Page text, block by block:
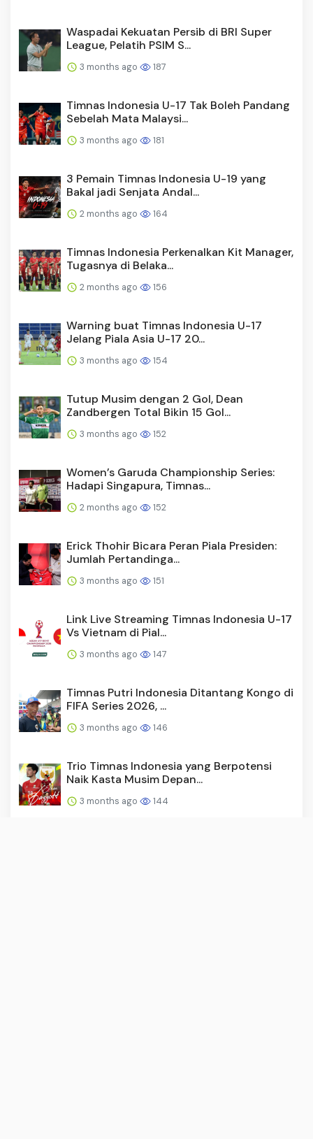
Waspadai Kekuatan Persib di BRI Super
League, Pelatih PSIM S...
3 months ago 187
Timnas Indonesia U-17 Tak Boleh Pandang
Sebelah Mata Malaysi...
3 months ago 181
3 Pemain Timnas Indonesia U-19 yang
Bakal jadi Senjata Andal...
2 months ago 164
Timnas Indonesia Perkenalkan Kit Manager,
Tugasnya di Belaka...
2 months ago 156
Warning buat Timnas Indonesia U-17
Jelang Piala Asia U-17 20...
3 months ago 154
Tutup Musim dengan 2 Gol, Dean
Zandbergen Total Bikin 15 Gol...
3 months ago 152
Women’s Garuda Championship Series:
Hadapi Singapura, Timnas...
2 months ago 152
Erick Thohir Bicara Peran Piala Presiden:
Jumlah Pertandinga...
3 months ago 151
Link Live Streaming Timnas Indonesia U-17
Vs Vietnam di Pial...
3 months ago 147
Timnas Putri Indonesia Ditantang Kongo di
FIFA Series 2026, ...
3 months ago 146
Trio Timnas Indonesia yang Berpotensi
Naik Kasta Musim Depan...
3 months ago 144